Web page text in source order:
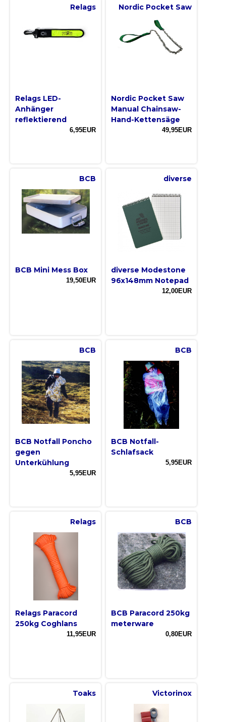
Relags
Relags LED-
Anhänger
reflektierend
6,95EUR
Nordic Pocket Saw
Nordic Pocket Saw
Manual Chainsaw-
Hand-Kettensäge
49,95EUR
BCB
BCB Mini Mess Box
19,50EUR
diverse
diverse Modestone
96x148mm Notepad
12,00EUR
BCB
BCB Notfall Poncho
gegen
Unterkühlung
5,95EUR
BCB
BCB Notfall-
Schlafsack
5,95EUR
Relags
Relags Paracord
250kg Coghlans
11,95EUR
BCB
BCB Paracord 250kg
meterware
0,80EUR
Toaks Victorinox